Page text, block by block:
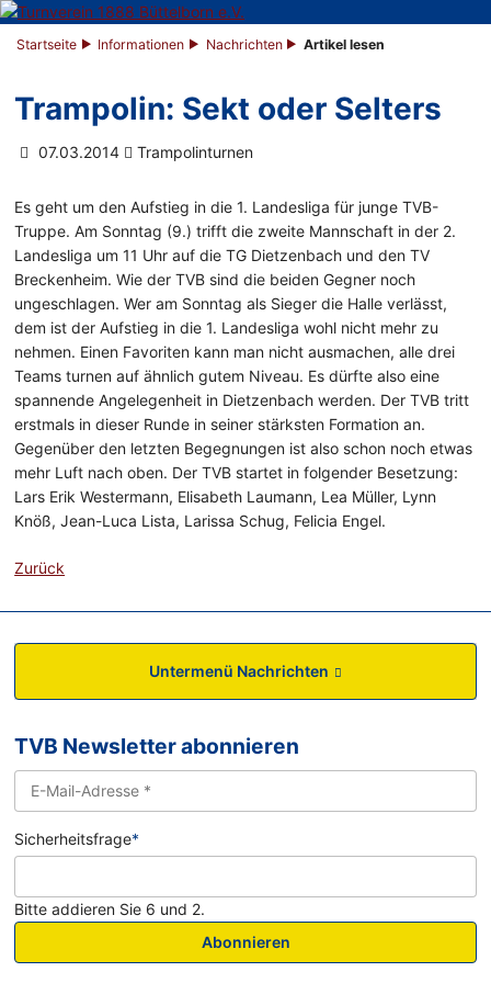
Startseite Informationen Nachrichten Artikel lesen
Trampolin: Sekt oder Selters
07.03.2014 Trampolinturnen
Es geht um den Aufstieg in die 1. Landesliga für junge TVB-
Truppe. Am Sonntag (9.) trifft die zweite Mannschaft in der 2.
Landesliga um 11 Uhr auf die TG Dietzenbach und den TV
Breckenheim. Wie der TVB sind die beiden Gegner noch
ungeschlagen. Wer am Sonntag als Sieger die Halle verlässt,
dem ist der Aufstieg in die 1. Landesliga wohl nicht mehr zu
nehmen. Einen Favoriten kann man nicht ausmachen, alle drei
Teams turnen auf ähnlich gutem Niveau. Es dürfte also eine
spannende Angelegenheit in Dietzenbach werden. Der TVB tritt
erstmals in dieser Runde in seiner stärksten Formation an.
Gegenüber den letzten Begegnungen ist also schon noch etwas
mehr Luft nach oben. Der TVB startet in folgender Besetzung:
Lars Erik Westermann, Elisabeth Laumann, Lea Müller, Lynn
Knöß, Jean-Luca Lista, Larissa Schug, Felicia Engel.
Zurück
Untermenü Nachrichten
TVB Newsletter abonnieren
Sicherheitsfrage*
Bitte addieren Sie 6 und 2.
Abonnieren